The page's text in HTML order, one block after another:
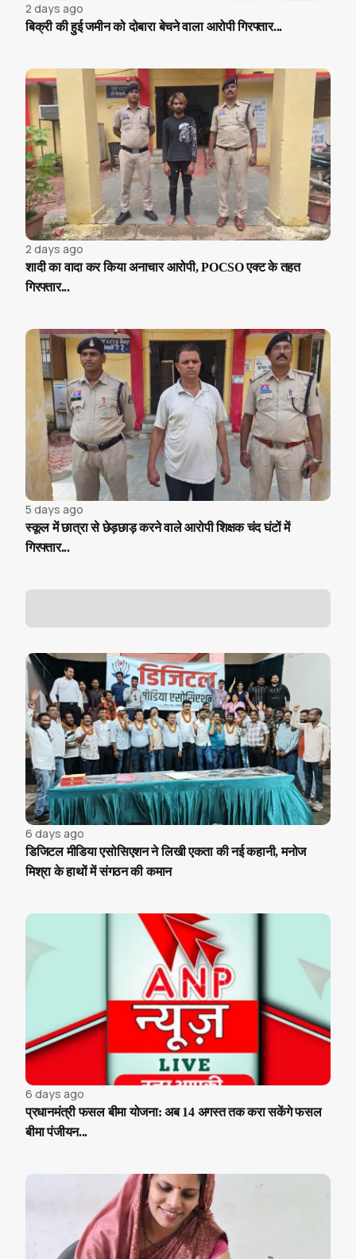
2 days ago
बिक्री की हुई जमीन को दोबारा बेचने वाला आरोपी गिरफ्तार...
2 days ago
शादी का वादा कर किया अनाचार आरोपी, POCSO एक्ट के तहत
गिरफ्तार...
5 days ago
स्कूल में छात्रा से छेड़छाड़ करने वाले आरोपी शिक्षक चंद घंटों में
गिरफ्तार...
6 days ago
डिजिटल मीडिया एसोसिएशन ने लिखी एकता की नई कहानी, मनोज
मिश्रा के हाथों में संगठन की कमान
6 days ago
प्रधानमंत्री फसल बीमा योजना: अब 14 अगस्त तक करा सकेंगे फसल
बीमा पंजीयन...